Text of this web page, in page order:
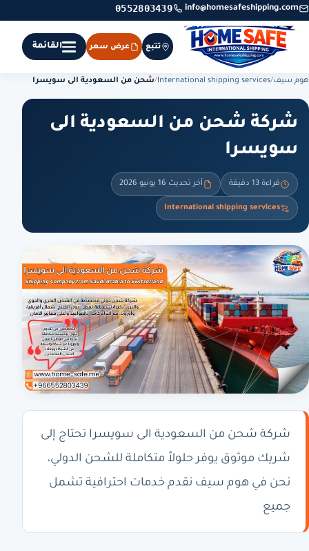
info@homesafeshipping.com
0552803439
تتبع عرض سعر القائمة
هوم سيف/
International shipping services
/شحن من السعودية الى سويسرا
شركة شحن من السعودية الى
سويسرا
قراءة 13 دقيقة آخر تحديث 16 يونيو 2026
International shipping services
شركة شحن من السعودية الى سويسرا تحتاج إلى
شريك موثوق يوفر حلولاً متكاملة للشحن الدولي،
نحن في هوم سيف نقدم خدمات احترافية تشمل
جميع